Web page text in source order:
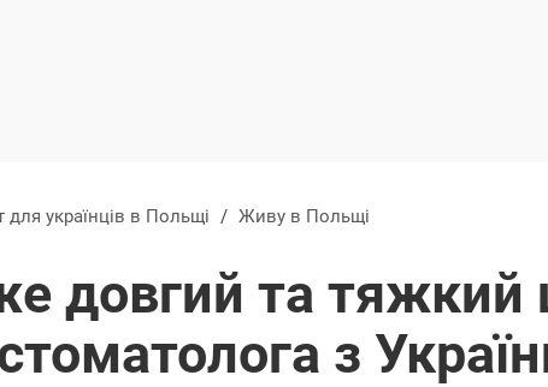
для українців в Польщі / Живу в Польщі
довгий та тяжкий
з